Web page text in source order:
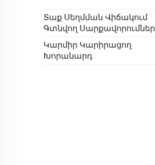
Տաք Սեղմման Վիճակում
Գտնվող Սարքավորումներ
Կարմիր Կարիրացող
Խորանարդ